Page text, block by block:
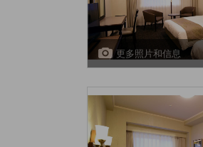
更多照片和信息